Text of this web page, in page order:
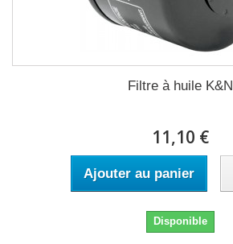
Filtre à huile K&N
11,10 €
Ajouter au panier
Disponible